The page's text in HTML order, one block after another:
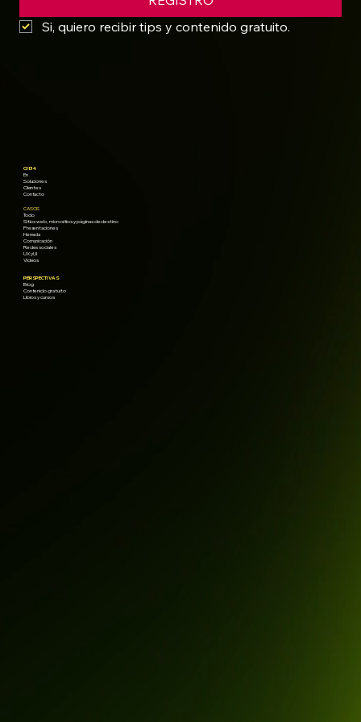
Si, quiero recibir tips y contenido gratuito.
CH34
En
Soluciones
Clientes
Contacto
CASOS
Todo
Sitios web, micrositios y páginas de destino
Presentaciones
Herrada
Comunicación
Redes sociales
UX y UI
Vídeos
PERSPECTIVAS
Blog
Contenido gratuito
Libros y cursos